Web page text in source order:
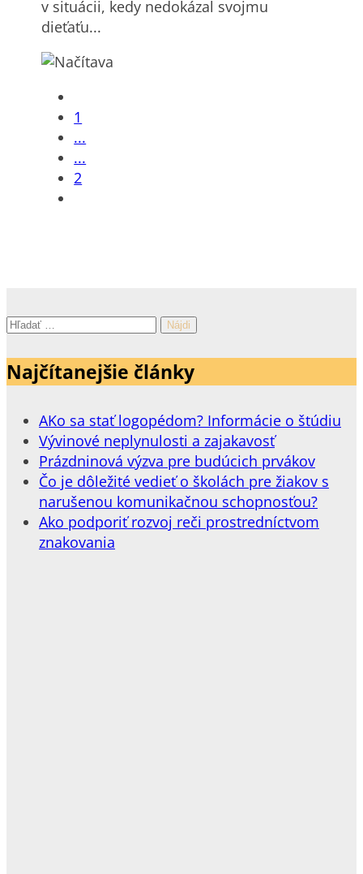
v situácii, kedy nedokázal svojmu
dieťaťu...
1
...
...
2
Hľadať:
Najčítanejšie články
AKo sa stať logopédom? Informácie o štúdiu
Vývinové neplynulosti a zajakavosť
Prázdninová výzva pre budúcich prvákov
Čo je dôležité vedieť o školách pre žiakov s
narušenou komunikačnou schopnosťou?
Ako podporiť rozvoj reči prostredníctvom
znakovania